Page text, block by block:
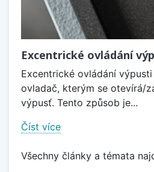
Excentrické ovládání
Excentrické ovládání
ovladač, kterým se otevírá/
výpusť. Tento způsob je...
Číst více
Všechny články a témata